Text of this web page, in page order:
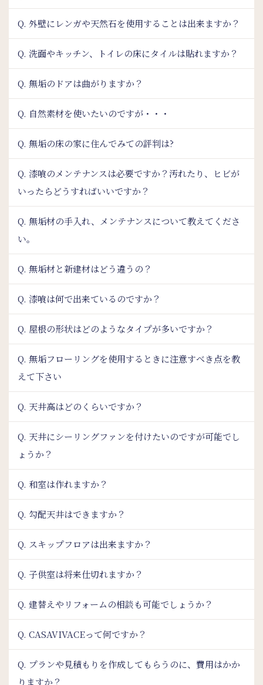
Q. 外壁にレンガや天然石を使用することは出来ますか？
Q. 洗面やキッチン、トイレの床にタイルは貼れますか？
Q. 無垢のドアは曲がりますか？
Q. 自然素材を使いたいのですが・・・
Q. 無垢の床の家に住んでみての評判は?
Q. 漆喰のメンテナンスは必要ですか？汚れたり、ヒビが
いったらどうすればいいですか？
Q. 無垢材の手入れ、メンテナンスについて教えてくださ
い。
Q. 無垢材と新建材はどう違うの？
Q. 漆喰は何で出来ているのですか？
Q. 屋根の形状はどのようなタイプが多いですか？
Q. 無垢フローリングを使用するときに注意すべき点を教
えて下さい
Q. 天井高はどのくらいですか？
Q. 天井にシーリングファンを付けたいのですが可能でし
ょうか？
Q. 和室は作れますか？
Q. 勾配天井はできますか？
Q. スキップフロアは出来ますか？
Q. 子供室は将来仕切れますか？
Q. 建替えやリフォームの相談も可能でしょうか？
Q. CASAVIVACEって何ですか？
Q. プランや見積もりを作成してもらうのに、費用はかか
りますか？